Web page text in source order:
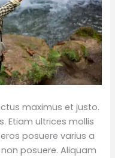
maximus et justo.
Etiam ultrices mollis
posuere varius a
posuere. Aliquam